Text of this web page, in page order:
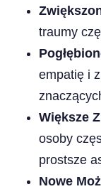
traumy
empatię i
Większe
osoby
prostsze
Nowe